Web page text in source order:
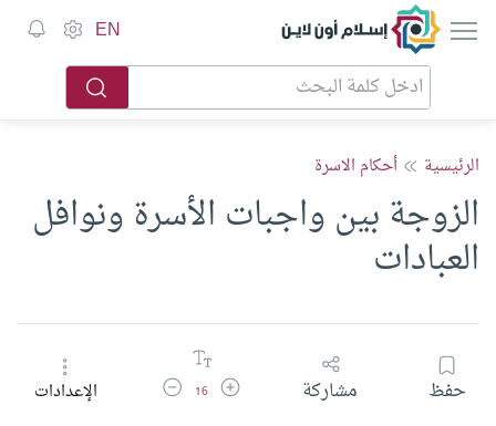
إسلام أون لاين EN
الرئيسية أحكام الاسرة
الزوجة بين واجبات الأسرة ونوافل
العبادات
حفظ مشاركة زيادة حجم الخط
16 تقليل حجم الخطالإعدادات